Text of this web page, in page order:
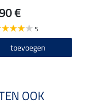
€
5
toevoegen
OOK